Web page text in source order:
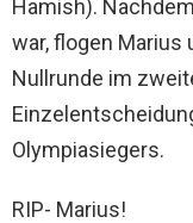
Hamish).
war, flogen Marius
Nullrunde im
Olympiasiegers.
RIP- Marius!